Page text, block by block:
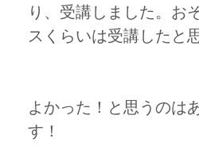
り、受講しました。お
スくらいは受講したと
よかった！と思うのは
す！